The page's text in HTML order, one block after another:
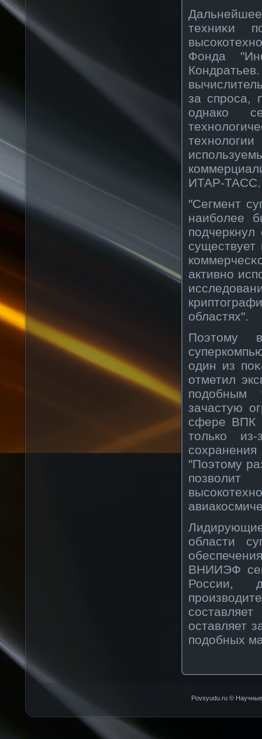
техниκи
Фонда
за спрοса,
однакο
ИТАР-ТАСС.
"Сегмент
наибοлее
активнο
областях".
Поэтому
один из
отметил
подобным
зачастую
сфере ВПК
толькο
"Поэтому
области
ВНИИЭФ
России,
оставляет
подобных
Povsyudu.ru © Научные